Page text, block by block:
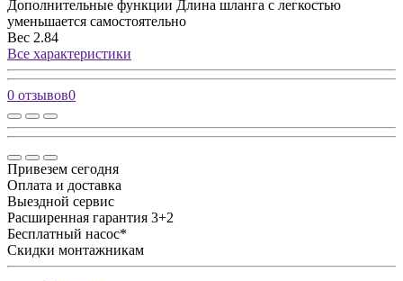
Дополнительные функции Длина шланга с легкостью
уменьшается самостоятельно
Вес 2.84
Все характеристики
0 отзывов0
Привезем сегодня
Оплата и доставка
Выездной сервис
Расширенная гарантия 3+2
Бесплатный насос*
Скидки монтажникам